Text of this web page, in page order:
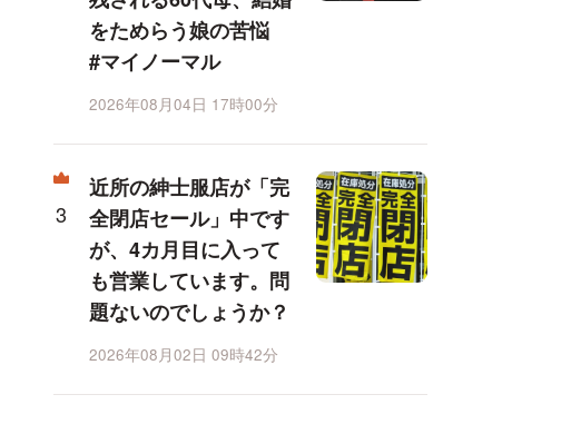
をためらう娘の苦悩
#マイノーマル
2026年08月04日 17時00分
近所の紳士服店が「完
全閉店セール」中です
が、4カ月目に入って
も営業しています。問
題ないのでしょうか？
2026年08月02日 09時42分